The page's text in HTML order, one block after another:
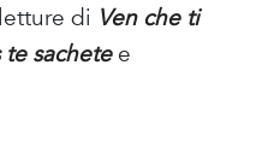
di Ven che ti
te sachetee